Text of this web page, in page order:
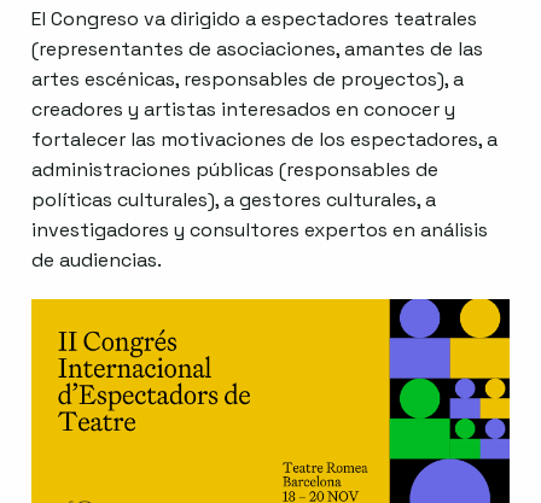
El Congreso va dirigido a espectadores teatrales
(representantes de asociaciones, amantes de las
artes escénicas, responsables de proyectos), a
creadores y artistas interesados ​​en conocer y
fortalecer las motivaciones de los espectadores, a
administraciones públicas (responsables de
políticas culturales), a gestores culturales, a
investigadores y consultores expertos en análisis
de audiencias.